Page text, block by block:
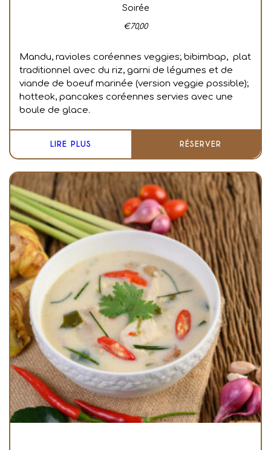
Soirée
€70,00
Mandu, ravioles coréennes veggies; bibimbap, plat
traditionnel avec du riz, garni de légumes et de
viande de boeuf marinée (version veggie possible);
hotteok, pancakes coréennes servies avec une
boule de glace.
LIRE PLUS RÉSERVER